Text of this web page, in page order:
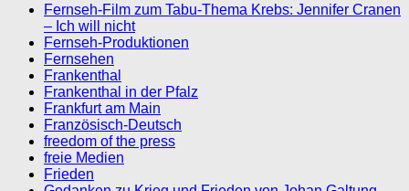
Fernseh-Film zum Tabu-Thema Krebs: Jennifer Cranen
– Ich will nicht
Fernseh-Produktionen
Fernsehen
Frankenthal
Frankenthal in der Pfalz
Frankfurt am Main
Französisch-Deutsch
freedom of the press
freie Medien
Frieden